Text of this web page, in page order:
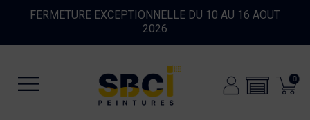
FERMETURE EXCEPTIONNELLE DU 10 AU 16 AOUT
2026
0